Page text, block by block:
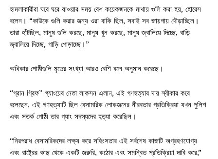
হামলাকারীরা ঘরে ঘরে যাওয়ার সময় বেশ কয়েকজনকে মাথায় গুলি করা হয়, হোরেস
বলেন। “কাউকে গুলি করার জন্য ওরা বাকি ছিল, সবাই সব জায়গায় দৌড়াচ্ছিল।
তারা হাঁটছিল, মানুষ গুলি করছে, মানুষ খুন করছে, মানুষ জ্বালিয়ে দিচ্ছে, বাড়ি
জ্বালিয়ে দিচ্ছে, গাড়ি পোড়াচ্ছে।”
অধিকার গোষ্ঠীগুলি মৃতের সংখ্যা আরও বেশি বলে অনুমান করেছে।
“গ্রান গ্রিফ” গ্যাংয়ের নেতা লাকসন এলান, এই গণহত্যার দায় স্বীকার করে
বলেছেন, এই গণহত্যাটি ছিল বেসামরিক লোকজনের নীরবতার প্রতিক্রিয়া যখন পুলিশ
এবং সতর্ক গোষ্ঠী তার গ্যাং সদস্যদের হত্যা করেছিল।
“নিরপরাধ বেসামরিকদের লক্ষ্য করে সহিংসতার এই সর্বশেষ কাজটি অগ্রহণযোগ্য
এবং রাষ্ট্রের কাছ থেকে একটি জরুরি, কঠোর এবং সমন্বিত প্রতিক্রিয়া দাবি করে,”